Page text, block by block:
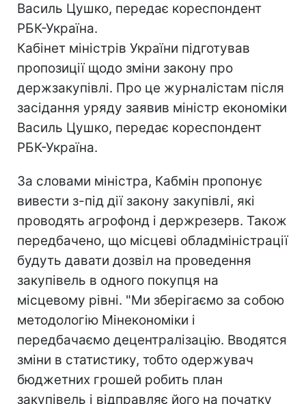
Василь Цушко, передає кореспондент
РБК-Україна.
Кабінет міністрів України підготував
пропозиції щодо зміни закону про
держзакупівлі. Про це журналістам після
засідання уряду заявив міністр економіки
Василь Цушко, передає кореспондент
РБК-Україна.
За словами міністра, Кабмін пропонує
вивести з-під дії закону закупівлі, які
проводять агрофонд і держрезерв. Також
передбачено, що місцеві обладміністрації
будуть давати дозвіл на проведення
закупівель в одного покупця на
місцевому рівні. "Ми зберігаємо за собою
методологію Мінекономіки і
передбачаємо децентралізацію. Вводятся
зміни в статистику, тобто одержувач
бюджетних грошей робить план
закупівель і відправляє його на початку